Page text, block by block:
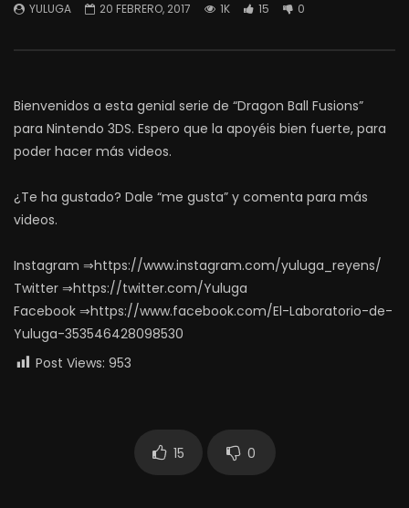
YULUGA 20 FEBRERO, 2017 1K 15 0
Bienvenidos a esta genial serie de “Dragon Ball Fusions”
para Nintendo 3DS. Espero que la apoyéis bien fuerte, para
poder hacer más videos.
¿Te ha gustado? Dale “me gusta” y comenta para más
videos.
Instagram ⇒https://www.instagram.com/yuluga_reyens/
Twitter ⇒https://twitter.com/Yuluga
Facebook ⇒https://www.facebook.com/El-Laboratorio-de-
Yuluga-353546428098530
Post Views: 953
15 0